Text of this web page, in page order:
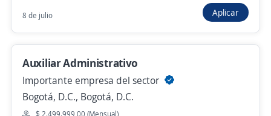
Hace 6 horas
Auxiliares Administrativos Con Experiencia
En Servicio Al Cliente
Multinacional
Bogotá, D.C., Bogotá, D.C.
8 de julio Aplicar
Auxiliar Administrativo
Importante empresa del sector
Bogotá, D.C., Bogotá, D.C.
$ 2.499.999,00 (Mensual)